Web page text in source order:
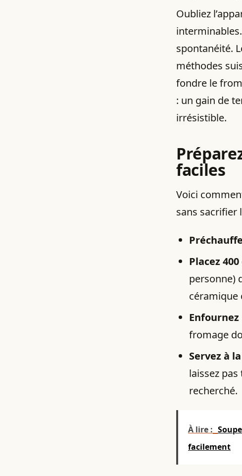
Oubliez
spontanéité.
méthodes
fondre le
: un gain de
irrésistible.
faciles
Voici
sans sacrifier
Placez
personne)
céramique
fromage
Servez à
laissez
recherché.
À lire :
facilement